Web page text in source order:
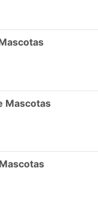
Mascotas